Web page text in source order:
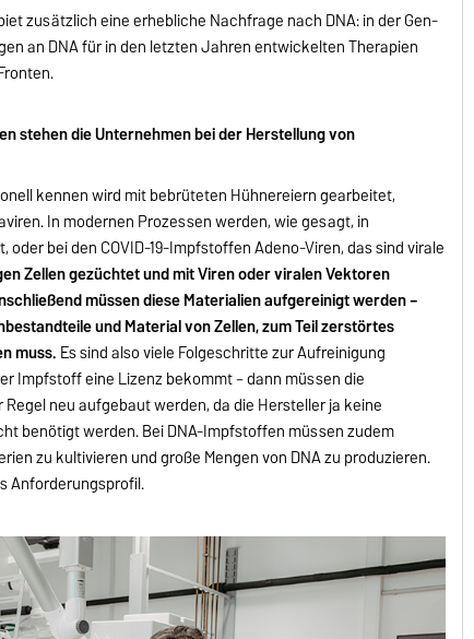
zusätzlich eine erhebliche Nachfrage nach DNA: in der Gen-
an DNA für in den letzten Jahren entwickelten Therapien
stehen die Unternehmen bei der Herstellung von
kennen wird mit bebrüteten Hühnereiern gearbeitet,
In modernen Prozessen werden, wie gesagt, in
bei den COVID-19-Impfstoffen Adeno-Viren, das sind virale
Zellen gezüchtet und mit Viren oder viralen Vektoren
müssen diese Materialien aufgereinigt werden –
und Material von Zellen, zum Teil zerstörtes
muss. Es sind also viele Folgeschritte zur Aufreinigung
Impfstoff eine Lizenz bekommt – dann müssen die
neu aufgebaut werden, da die Hersteller ja keine
benötigt werden. Bei DNA-Impfstoffen müssen zudem
zu kultivieren und große Mengen von DNA zu produzieren.
Anforderungsprofil.